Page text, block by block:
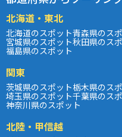
北海道・東北
北海道のスポット青森県のス
宮城県のスポット秋田県のス
福島県のスポット
関東
茨城県のスポット栃木県のス
埼玉県のスポット千葉県のス
神奈川県のスポット
北陸・甲信越